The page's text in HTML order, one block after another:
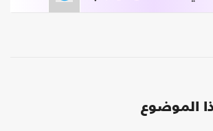
الموضوع